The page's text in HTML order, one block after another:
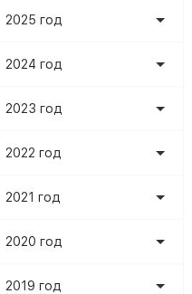
2025 год
2024 год
2023 год
2022 год
2021 год
2020 год
2019 год